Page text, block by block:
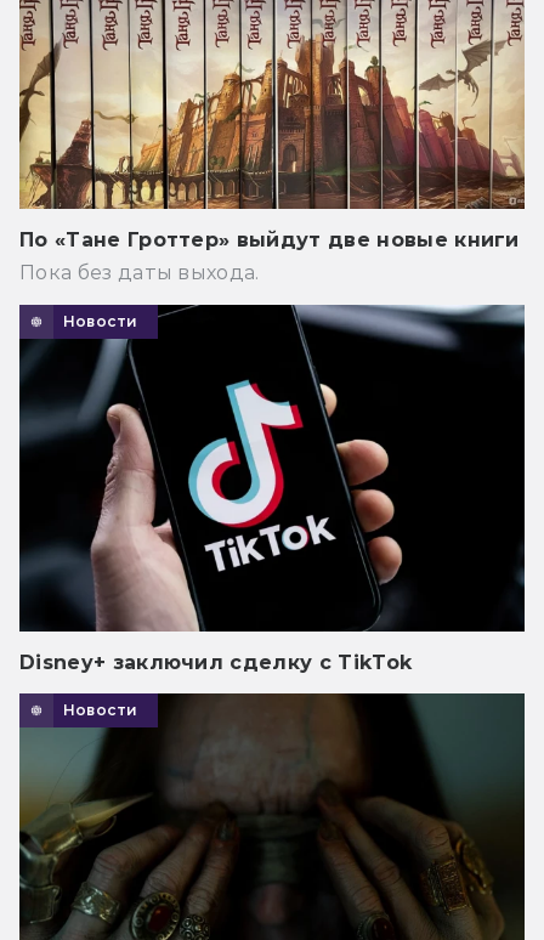
По «Тане Гроттер» выйдут две новые книги
Пока без даты выхода.
Новости
Disney+ заключил сделку с TikTok
Новости